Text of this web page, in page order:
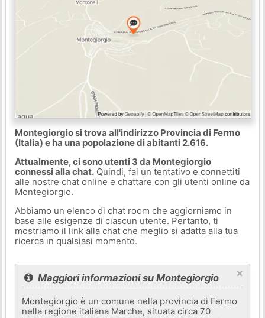
Montegiorgio si trova all'indirizzo Provincia di Fermo
(Italia) e ha una popolazione di abitanti 2.616.
Attualmente, ci sono utenti 3 da Montegiorgio
connessi alla chat.Quindi, fai un tentativo e connettiti
alle nostre chat online e chattare con gli utenti online da
Montegiorgio.
Abbiamo un elenco di chat room che aggiorniamo in
base alle esigenze di ciascun utente. Pertanto, ti
mostriamo il link alla chat che meglio si adatta alla tua
ricerca in qualsiasi momento.
×
Maggiori informazioni su Montegiorgio
Montegiorgio è un comune nella provincia di Fermo
nella regione italiana Marche, situata circa 70